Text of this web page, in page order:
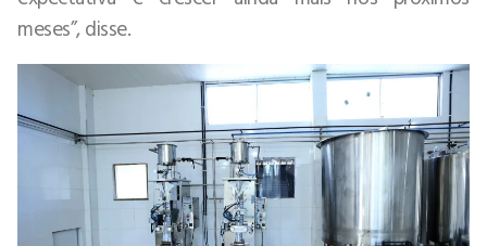
meses”, disse.